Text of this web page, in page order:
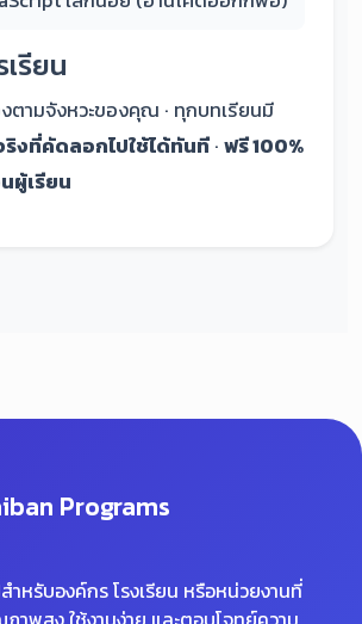
รียน
ตามจังหวะของคุณ · ทุกบทเรียนมี
งที่คัดลอกไปใช้ได้ทันที · ฟรี 100%
ผู้เรียน
Programs
ำหรับองค์กร โรงเรียน หรือหน่วยงานที่